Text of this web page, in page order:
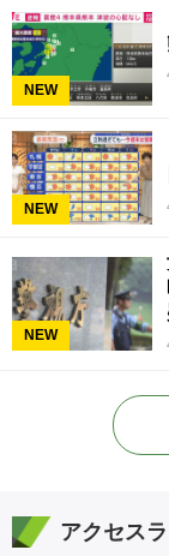
NEW
NEW
NEW
アクセス